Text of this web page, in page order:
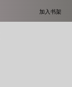
加入书架